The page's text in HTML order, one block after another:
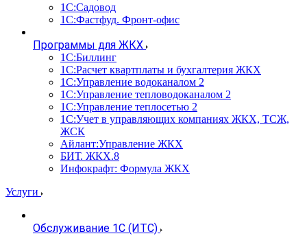
1С:Садовод
1С:Фастфуд. Фронт-офис
Программы для ЖКХ
1С:Биллинг
1С:Расчет квартплаты и бухгалтерия ЖКХ
1С:Управление водоканалом 2
1С:Управление тепловодоканалом 2
1С:Управление теплосетью 2
1С:Учет в управляющих компаниях ЖКХ, ТСЖ,
ЖСК
Айлант:Управление ЖКХ
БИТ. ЖКХ.8
Инфокрафт: Формула ЖКХ
Услуги
Обслуживание 1С (ИТС)